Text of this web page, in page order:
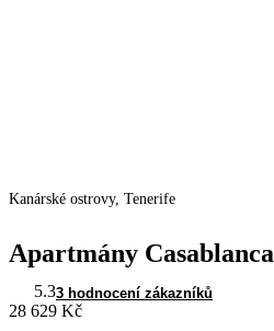
Kanárské ostrovy, Tenerife
Apartmány Casablanca
5.33 hodnocení zákazníků
28 629 Kč